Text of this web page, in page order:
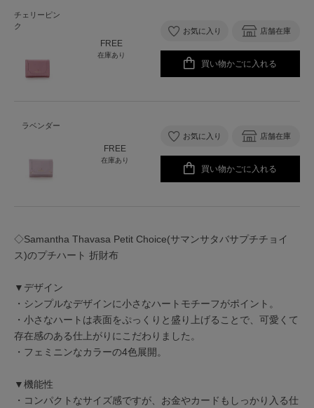
チェリーピン
ク
FREE
在庫あり
お気に入り 店舗在庫
買い物かごに入れる
ラベンダー
FREE
在庫あり
お気に入り 店舗在庫
買い物かごに入れる
◇Samantha Thavasa Petit Choice(サマンサタバサプチチョイ
ス)のプチハート 折財布
▼デザイン
・シンプルなデザインに小さなハートモチーフがポイント。
・小さなハートは表面をぷっくりと盛り上げることで、可愛くて
存在感のある仕上がりにこだわりました。
・フェミニンなカラーの4色展開。
▼機能性
・コンパクトなサイズ感ですが、お金やカードもしっかり入る仕